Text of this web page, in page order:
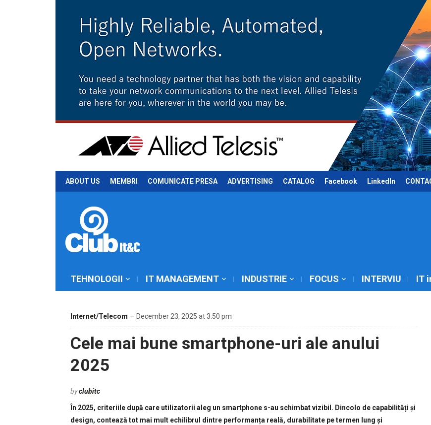
ABOUT US MEMBRI COMUNICATE PRESA ADVERTISING CATALOG Facebook LinkedIn
TEHNOLOGII IT MANAGEMENT INDUSTRIE FOCUS INTERVIU IT
Internet/Telecom — December 23, 2025 at 3:50 pm
Cele mai bune smartphone-uri ale anului
2025
byclubitc
În 2025, criteriile după care utilizatorii aleg un smartphone s-au schimbat vizibil. Dincolo de capabilități și
design, contează tot mai mult echilibrul dintre performanța reală, durabilitate pe termen lung și